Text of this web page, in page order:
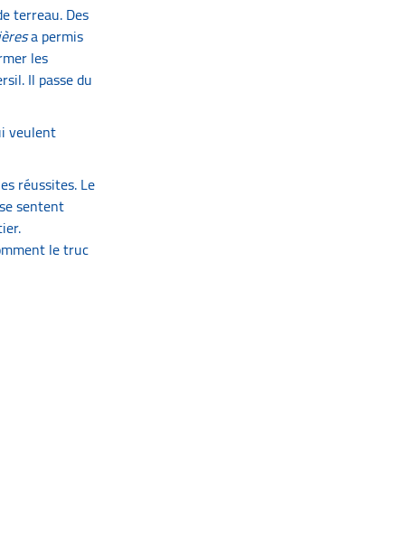
terreau. Des
a permis
les
Il passe du
veulent
réussites. Le
sentent
le truc